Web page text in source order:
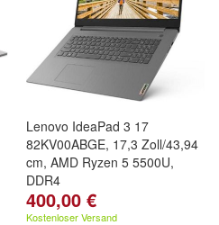
Lenovo IdeaPad 3 17
82KV00ABGE, 17,3 Zoll/43,94
cm, AMD Ryzen 5 5500U,
DDR4
400,00 €
Kostenloser Versand